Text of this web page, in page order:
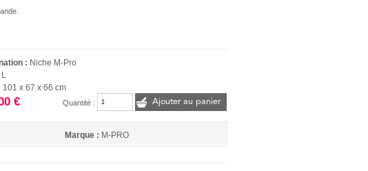
: Niche M-Pro
L
101 x 67 x 66 cm
€ Quantité : Ajouter au panier
Marque : M-PRO